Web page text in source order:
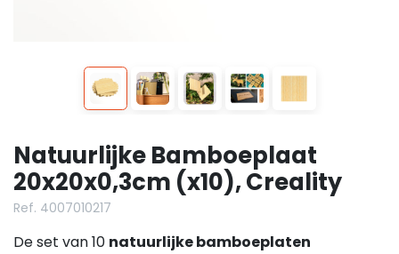
Natuurlijke Bamboeplaat
20x20x0,3cm (x10), Creality
Ref. 4007010217
De set van 10 natuurlijke bamboeplaten